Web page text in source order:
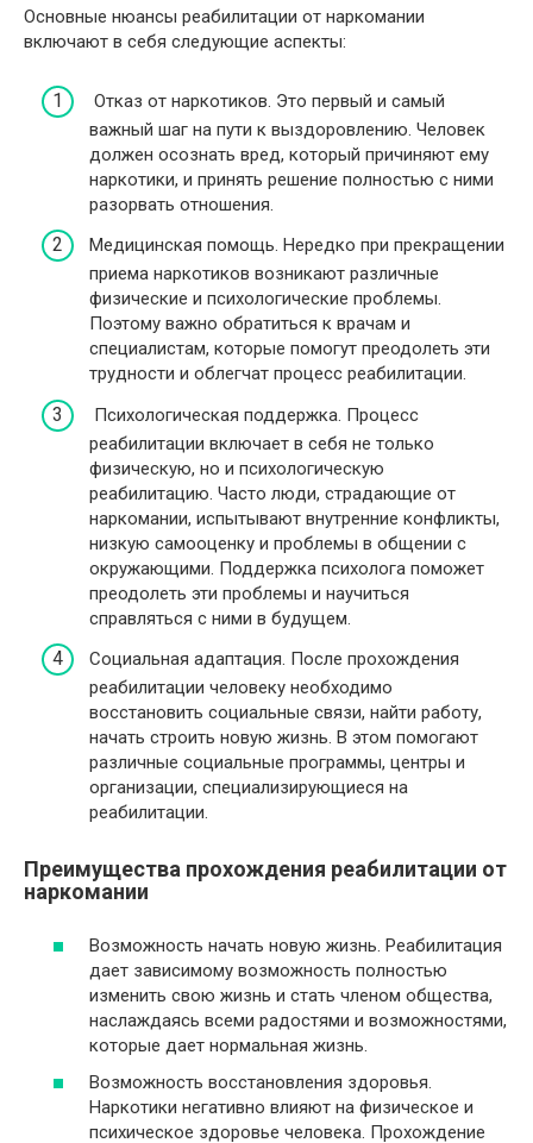
Основные нюансы реабилитации от наркомании
включают в себя следующие аспекты:
Отказ от наркотиков. Это первый и самый
важный шаг на пути к выздоровлению. Человек
должен осознать вред, который причиняют ему
наркотики, и принять решение полностью с ними
разорвать отношения.
Медицинская помощь. Нередко при прекращении
приема наркотиков возникают различные
физические и психологические проблемы.
Поэтому важно обратиться к врачам и
специалистам, которые помогут преодолеть эти
трудности и облегчат процесс реабилитации.
Психологическая поддержка. Процесс
реабилитации включает в себя не только
физическую, но и психологическую
реабилитацию. Часто люди, страдающие от
наркомании, испытывают внутренние конфликты,
низкую самооценку и проблемы в общении с
окружающими. Поддержка психолога поможет
преодолеть эти проблемы и научиться
справляться с ними в будущем.
Социальная адаптация. После прохождения
реабилитации человеку необходимо
восстановить социальные связи, найти работу,
начать строить новую жизнь. В этом помогают
различные социальные программы, центры и
организации, специализирующиеся на
реабилитации.
Преимущества прохождения реабилитации от
наркомании
Возможность начать новую жизнь. Реабилитация
дает зависимому возможность полностью
изменить свою жизнь и стать членом общества,
наслаждаясь всеми радостями и возможностями,
которые дает нормальная жизнь.
Возможность восстановления здоровья.
Наркотики негативно влияют на физическое и
психическое здоровье человека. Прохождение